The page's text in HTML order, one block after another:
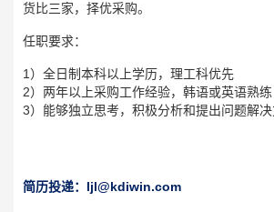
货比三家，择优采购。
任职要求：
1）全日制本科以上学历，理工科优先
2）两年以上采购工作经验，韩语或英语熟练
3）能够独立思考，积极分析和提出问题解
简历投递：ljl@kdiwin.com